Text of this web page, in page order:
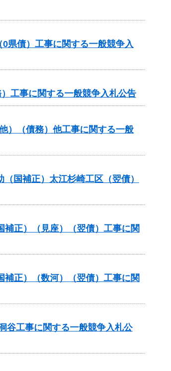
県債）工事に関する一般競争入
工事に関する一般競争入札公告
）（債務）他工事に関する一般
国補正）太江杉崎工区（翌債）
正）（見座）（翌債）工事に関
正）（数河）（翌債）工事に関
谷工事に関する一般競争入札公